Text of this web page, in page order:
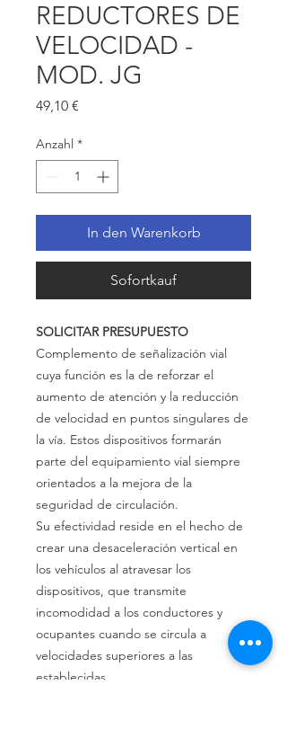
REDUCTORES DE
VELOCIDAD -
MOD. JG
49,10 €
Anzahl *
In den Warenkorb
Sofortkauf
SOLICITAR PRESUPUESTO
Complemento de señalización vial
cuya función es la de reforzar el
aumento de atención y la reducción
de velocidad en puntos singulares de
la vía. Estos dispositivos formarán
parte del equipamiento vial siempre
orientados a la mejora de la
seguridad de circulación.
Su efectividad reside en el hecho de
crear una desaceleración vertical en
los vehículos al atravesar los
dispositivos, que transmite
incomodidad a los conductores y
ocupantes cuando se circula a
velocidades superiores a las
establecidas.